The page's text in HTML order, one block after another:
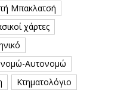
Μπακλατσή
χάρτες
Αυτονομώ
Κτηματολόγιο